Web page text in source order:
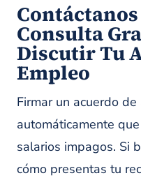
Consulta
Discutir Tu
Empleo
Firmar un acuerdo
automáticamente
salarios impagos. Si
cómo presentas tu